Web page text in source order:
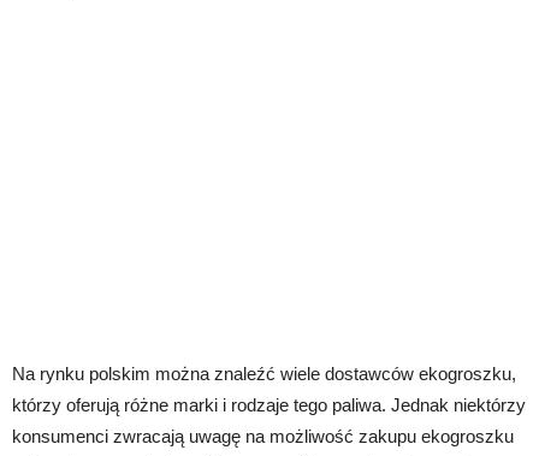
Na rynku polskim można znaleźć wiele dostawców ekogroszku,
którzy oferują różne marki i rodzaje tego paliwa. Jednak niektórzy
konsumenci zwracają uwagę na możliwość zakupu ekogroszku